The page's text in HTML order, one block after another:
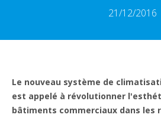
21/12/2016
Le nouveau système de
est appelé à révolutionner
bâtiments commerciaux dans les